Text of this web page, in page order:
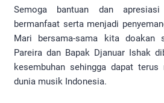
Semoga bantuan dan
bermanfaat serta menjadi
Mari bersama-sama kita doakan
Pareira dan Bapak Djanuar Ishak
kesembuhan sehingga dapat
dunia musik Indonesia.